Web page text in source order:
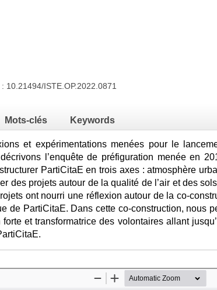
10.21494/ISTE.OP.2022.0871
Mots-clés Keywords
et expérimentations menées pour le
l’enquête de préfiguration menée en
PartiCitaE en trois axes : atmosphère
des projets autour de la qualité de l’air et des
ont nourri une réflexion autour de la co-
de PartiCitaE. Dans cette co-construction, nous
forte et transformatrice des volontaires allant